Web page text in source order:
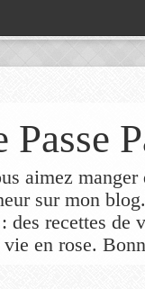
Passe
aimez
sur mon
recettes de
en rose.